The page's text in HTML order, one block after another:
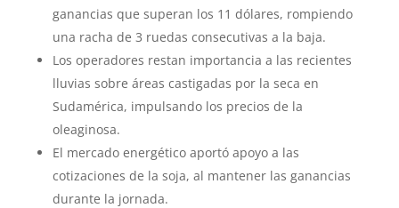
ganancias que superan los 11 dólares, rompiendo
una racha de 3 ruedas consecutivas a la baja.
Los operadores restan importancia a las recientes
lluvias sobre áreas castigadas por la seca en
Sudamérica, impulsando los precios de la
oleaginosa.
El mercado energético aportó apoyo a las
cotizaciones de la soja, al mantener las ganancias
durante la jornada.